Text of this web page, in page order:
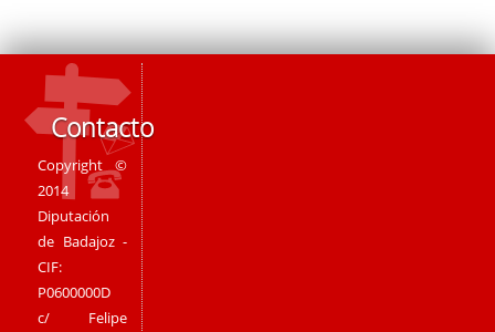
Contacto
Copyright ©
2014
Diputación
de Badajoz -
CIF:
P0600000D
c/ Felipe